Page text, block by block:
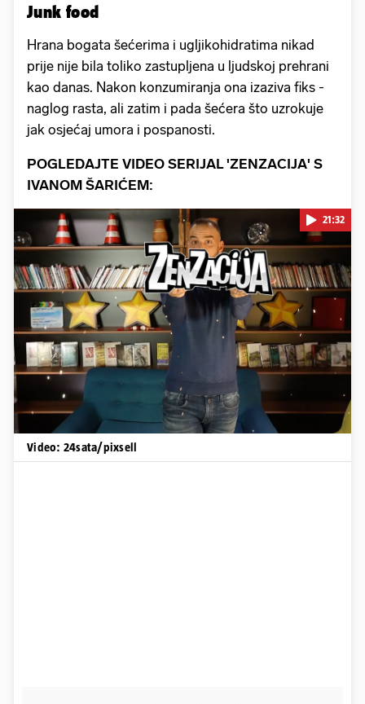
Junk food
Hrana bogata šećerima i ugljikohidratima nikad
prije nije bila toliko zastupljena u ljudskoj prehrani
kao danas. Nakon konzumiranja ona izaziva fiks -
naglog rasta, ali zatim i pada šećera što uzrokuje
jak osjećaj umora i pospanosti.
POGLEDAJTE VIDEO SERIJAL 'ZENZACIJA' S
IVANOM ŠARIĆEM:
Pokretanje videa...
21:32
Video: 24sata/pixsell